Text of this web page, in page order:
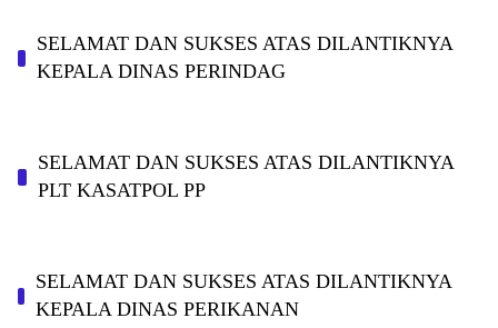
SELAMAT DAN SUKSES ATAS DILANTIKNYA
KEPALA DINAS PERINDAG
SELAMAT DAN SUKSES ATAS DILANTIKNYA
PLT KASATPOL PP
SELAMAT DAN SUKSES ATAS DILANTIKNYA
KEPALA DINAS PERIKANAN